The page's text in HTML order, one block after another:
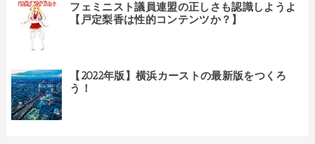
フェミニスト議員連盟の正しさも認識しようよ
【戸定梨香は性的コンテンツか？】
【2022年版】横浜カーストの最新版をつくろ
う！